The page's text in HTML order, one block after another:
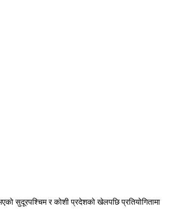
सुदूरपश्चिम र कोशी प्रदेशको खेलपछि प्रतियोगितामा